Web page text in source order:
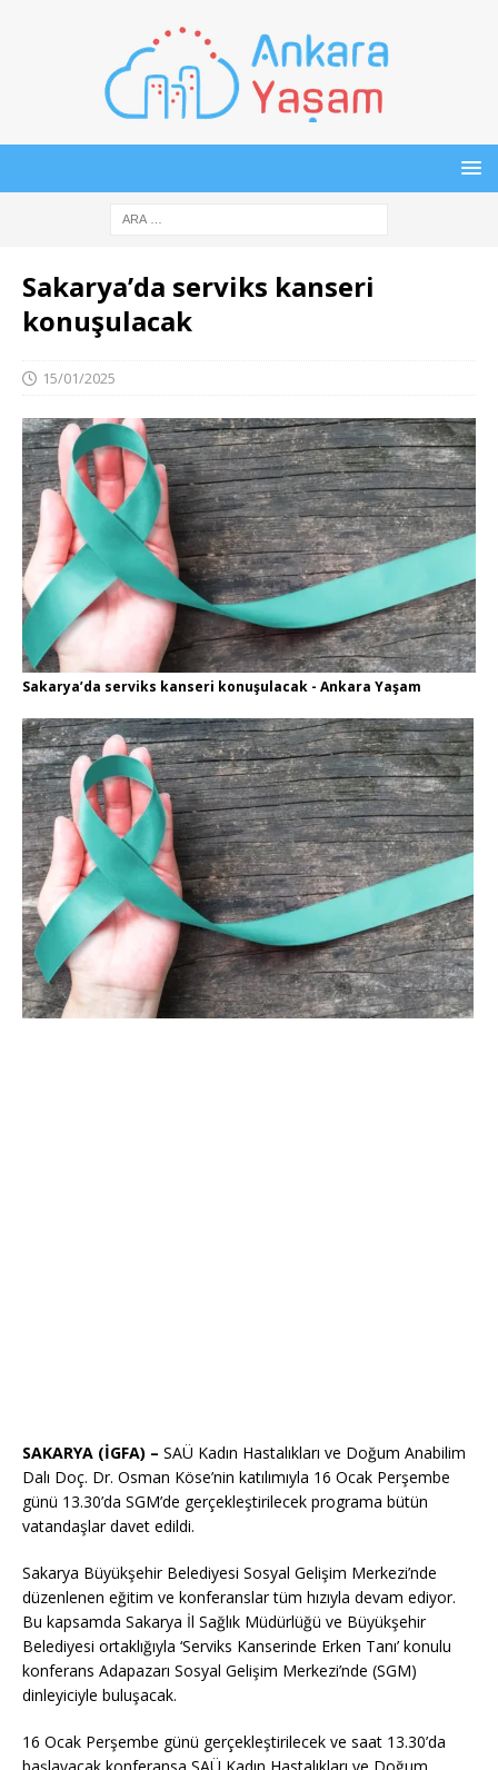
Sakarya’da serviks kanseri
konuşulacak
15/01/2025
Sakarya’da serviks kanseri konuşulacak - Ankara Yaşam
SAKARYA (İGFA) – SAÜ Kadın Hastalıkları ve Doğum Anabilim
Dalı Doç. Dr. Osman Köse’nin katılımıyla 16 Ocak Perşembe
günü 13.30’da SGM’de gerçekleştirilecek programa bütün
vatandaşlar davet edildi.
Sakarya Büyükşehir Belediyesi Sosyal Gelişim Merkezi’nde
düzenlenen eğitim ve konferanslar tüm hızıyla devam ediyor.
Bu kapsamda Sakarya İl Sağlık Müdürlüğü ve Büyükşehir
Belediyesi ortaklığıyla ‘Serviks Kanserinde Erken Tanı’ konulu
konferans Adapazarı Sosyal Gelişim Merkezi’nde (SGM)
dinleyiciyle buluşacak.
16 Ocak Perşembe günü gerçekleştirilecek ve saat 13.30’da